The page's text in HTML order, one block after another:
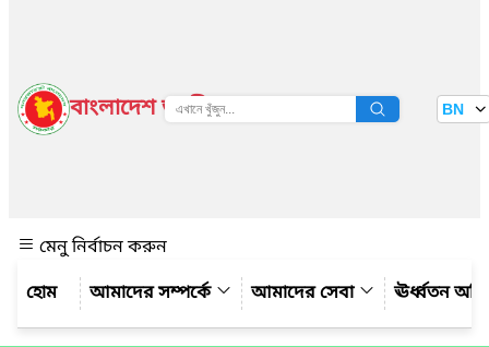
বাংলাদেশ জাতীয় তথ্য বাতায়ন BN
মেনু নির্বাচন করুন
আমাদের সম্পর্কে
আমাদের সেবা ঊর্ধ্বতন